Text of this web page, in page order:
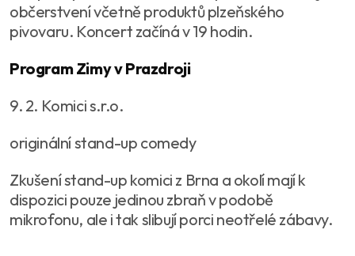
občerstvení včetně produktů plzeňského
pivovaru. Koncert začíná v 19 hodin.
Program Zimy v Prazdroji
9. 2. Komici s.r.o.
originální stand-up comedy
Zkušení stand-up komici z Brna a okolí mají k
dispozici pouze jedinou zbraň v podobě
mikrofonu, ale i tak slibují porci neotřelé zábavy.